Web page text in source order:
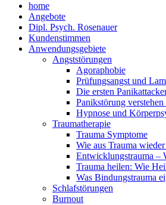
home
Angebote
Dipl. Psych. Rosenauer
Kundenstimmen
Anwendungsgebiete
Angststörungen
Agoraphobie
Prüfungsangst und
Die ersten
Panikstörung
Hypnose und
Traumatherapie
Trauma Symptome
Wie aus Trauma
Entwicklungstrauma –
Trauma heilen: Wie
Was Bindungstrauma
Schlafstörungen
Burnout